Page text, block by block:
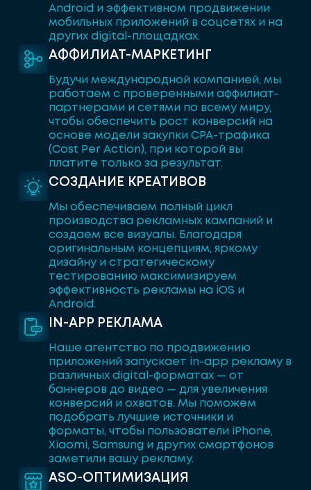
Android и эффективном продвижении
мобильных приложений в соцсетях и на
других digital-площадках.
АФФИЛИАТ-МАРКЕТИНГ
Будучи международной компанией, мы
работаем с проверенными аффилиат-
партнерами и сетями по всему миру,
чтобы обеспечить рост конверсий на
основе модели закупки CPA-трафика
(Cost Per Action), при которой вы
платите только за результат.
СОЗДАНИЕ КРЕАТИВОВ
Мы обеспечиваем полный цикл
производства рекламных кампаний и
создаем все визуалы. Благодаря
оригинальным концепциям, яркому
дизайну и стратегическому
тестированию максимизируем
эффективность рекламы на iOS и
Android.
IN-APP РЕКЛАМА
Наше агентство по продвижению
приложений запускает in-app рекламу в
различных digital-форматах — от
баннеров до видео — для увеличения
конверсий и охватов. Мы поможем
подобрать лучшие источники и
форматы, чтобы пользователи iPhone,
Xiaomi, Samsung и других смартфонов
заметили вашу рекламу.
ASO-ОПТИМИЗАЦИЯ